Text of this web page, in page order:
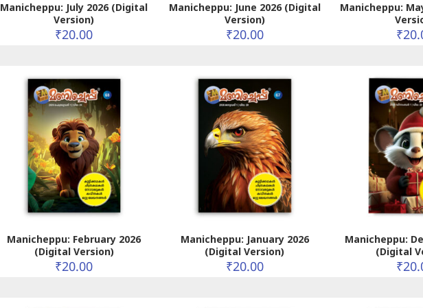
Manicheppu: July 2026 (Digital
Version)
₹20.00
Manicheppu: June 2026 (Digital
Version)
₹20.00
Manicheppu:
₹
Manicheppu: February 2026
(Digital Version)
₹20.00
Manicheppu: January 2026
(Digital Version)
₹20.00
Manicheppu:
(Digital
₹